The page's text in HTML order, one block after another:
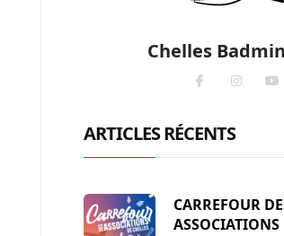
Chelles
ARTICLES RÉCENTS
CARREFOUR
ASSOCIATIONS